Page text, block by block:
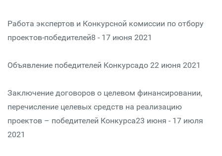
Работа экспертов и Конкурсной комиссии по отбору
проектов-победителей8 - 17 июня 2021
Объявление победителей Конкурсадо 22 июня 2021
Заключение договоров о целевом финансировании,
перечисление целевых средств на реализацию
проектов – победителей Конкурса23 июня - 17 июля
2021